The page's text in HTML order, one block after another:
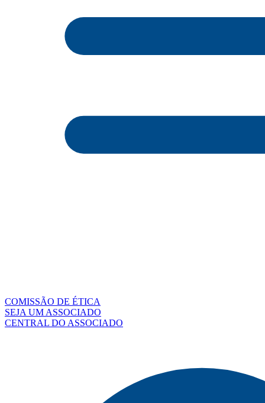
COMISSÃO DE ÉTICA
SEJA UM ASSOCIADO
CENTRAL DO ASSOCIADO